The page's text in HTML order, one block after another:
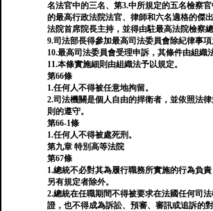
名法官中的三名、第3.中所規定的五名檢察
的最高行政法院法官、律師和六名適格的傑
法院首席院長主持，並得由駐最高法院檢察總
9.司法部長得參加最高司法委員會除紀律事項
10.最高司法委員會受理申訴，其條件由組織
11.本條實施細則由組織法予以規定。
第66條
1.任何人不得被任意地拘留。
2.司法機關是個人自由的捍衛者，並依照法
則的遵守。
第66-1條
1.任何人不得被處死刑。
第九章 特別高等法院
第67條
1.總統不必對其為履行職務所實施的行為負
另有規定者除外。
2.總統在任職期間不得被要求在法國任何司
證，也不得成為訴訟、預審、審訊或追訴的